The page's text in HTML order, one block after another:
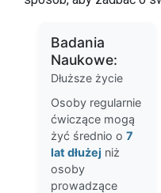
Badania
Naukowe:
Dłuższe życie
Osoby regularnie
ćwiczące mogą
żyć średnio o7
lat dłużej niż
osoby
prowadzące